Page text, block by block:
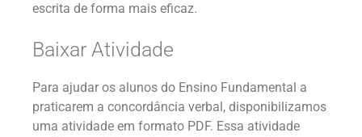
escrita de forma mais eficaz.
Baixar Atividade
Para ajudar os alunos do Ensino Fundamental a
praticarem a concordância verbal, disponibilizamos
uma atividade em formato PDF. Essa atividade